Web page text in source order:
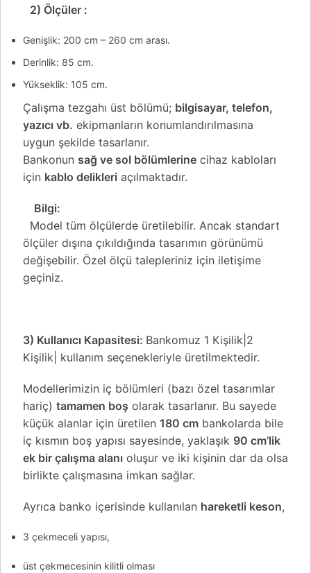
2) Ölçüler :
Genişlik: 200 cm – 260 cm arası.
Derinlik: 85 cm.
Yükseklik: 105 cm.
Çalışma tezgahı üst bölümü; bilgisayar, telefon,
yazıcı vb. ekipmanların konumlandırılmasına
uygun şekilde tasarlanır.
Bankonun sağ ve sol bölümlerine cihaz kabloları
için kablo delikleri açılmaktadır.
Bilgi:
Model tüm ölçülerde üretilebilir. Ancak standart
ölçüler dışına çıkıldığında tasarımın görünümü
değişebilir. Özel ölçü talepleriniz için iletişime
geçiniz.
3) Kullanıcı Kapasitesi: Bankomuz 1 Kişilik|2
Kişilik| kullanım seçenekleriyle üretilmektedir.
Modellerimizin iç bölümleri (bazı özel tasarımlar
hariç) tamamen boş olarak tasarlanır. Bu sayede
küçük alanlar için üretilen 180 cm bankolarda bile
iç kısmın boş yapısı sayesinde, yaklaşık 90 cm’lik
ek bir çalışma alanı oluşur ve iki kişinin dar da olsa
birlikte çalışmasına imkan sağlar.
Ayrıca banko içerisinde kullanılan hareketli keson,
3 çekmeceli yapısı,
üst çekmecesinin kilitli olması